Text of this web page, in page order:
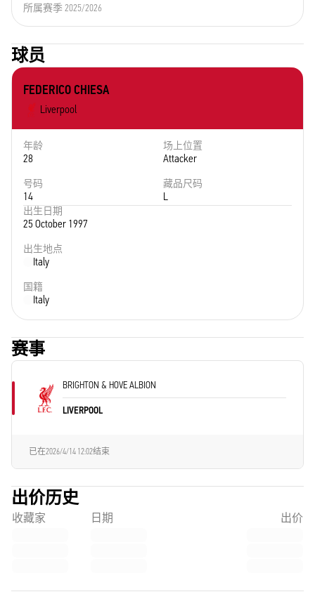
所属赛季 2025/2026
球员
FEDERICO CHIESA
Liverpool
年龄
28
场上位置
Attacker
号码
14
藏品尺码
L
出生日期
25 October 1997
出生地点
Italy
国籍
Italy
赛事
BRIGHTON & HOVE ALBION
LIVERPOOL
已在2026/4/14 12:02结束
出价历史
收藏家 日期 出价